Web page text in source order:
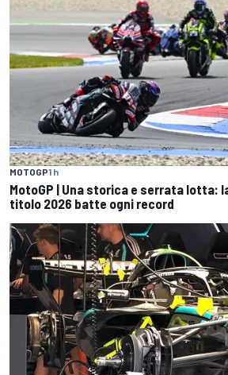
MOTOGP1 h
MotoGP | Una storica e serrata lotta:
titolo 2026 batte ogni record